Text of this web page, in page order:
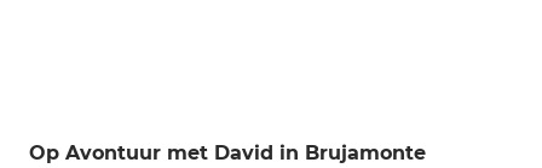
Op Avontuur met David in Brujamonte